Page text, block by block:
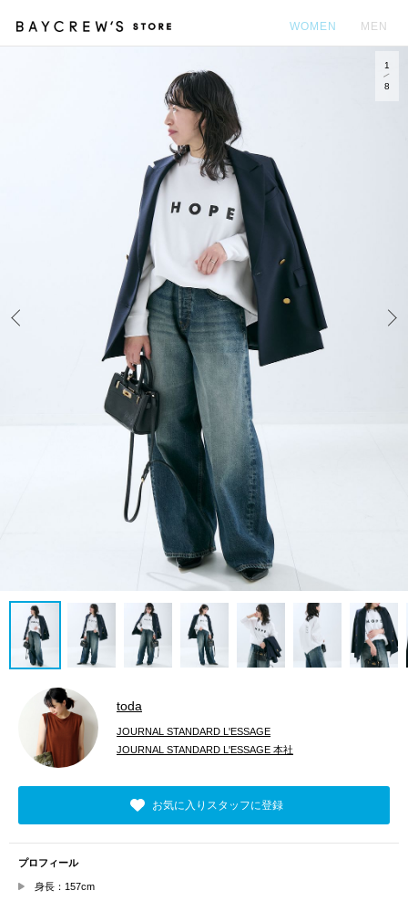
WOMEN MEN
1
8
toda
JOURNAL STANDARD L'ESSAGE
JOURNAL STANDARD L'ESSAGE 本社
お気に入りスタッフに登録
プロフィール
身長：157cm